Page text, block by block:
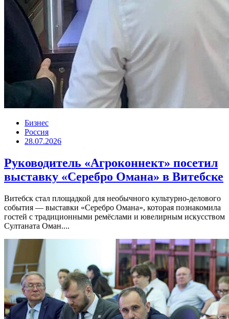
Бизнес
Россия
28.07.2026
Руководитель «Агроконнект» посетил
выставку «Серебро Омана» в Витебске
Витебск стал площадкой для необычного культурно-делового
события — выставки «Серебро Омана», которая познакомила
гостей с традиционными ремёслами и ювелирным искусством
Султаната Оман....